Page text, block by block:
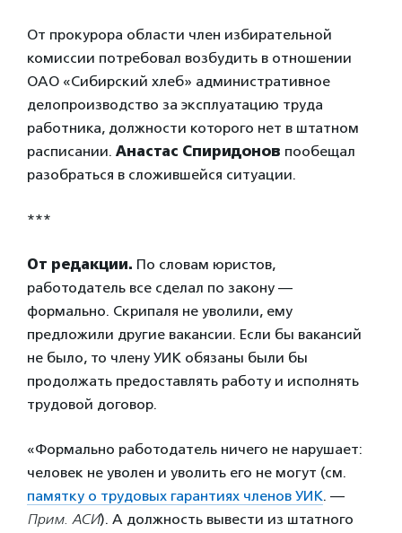
От прокурора области член избирательной
комиссии потребовал возбудить в отношении
ОАО «Сибирский хлеб» административное
делопроизводство за эксплуатацию труда
работника, должности которого нет в штатном
расписании. Анастас Спиридонов пообещал
разобраться в сложившейся ситуации.
***
От редакции. По словам юристов,
работодатель все сделал по закону —
формально. Скрипаля не уволили, ему
предложили другие вакансии. Если бы вакансий
не было, то члену УИК обязаны были бы
продолжать предоставлять работу и исполнять
трудовой договор.
«Формально работодатель ничего не нарушает:
человек не уволен и уволить его не могут (см.
памятку о трудовых гарантиях членов УИК. —
Прим. АСИ). А должность вывести из штатного